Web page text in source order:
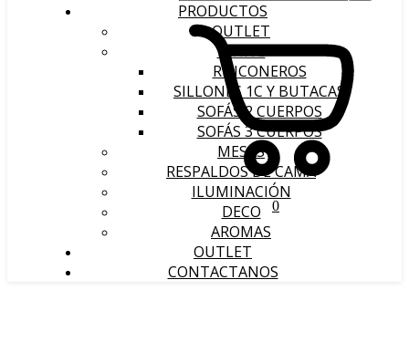
0
PRODUCTOS
OUTLET
LIVING
RINCONEROS
SILLONES 1C Y BUTACAS
SOFÁS 2 CUERPOS
SOFÁS 3 CUERPOS
MESAS
RESPALDOS DE CAMA
ILUMINACIÓN
DECO
AROMAS
OUTLET
CONTACTANOS